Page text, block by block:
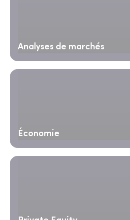
Analyses de marchés
Économie